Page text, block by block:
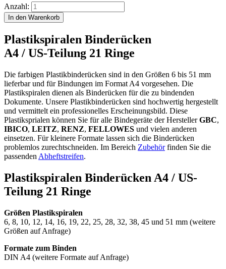
Anzahl:
Plastikspiralen Binderücken
A4 / US-Teilung 21 Ringe
Die farbigen Plastikbinderücken sind in den Größen 6 bis 51 mm
lieferbar und für Bindungen im Format A4 vorgesehen. Die
Plastikspiralen dienen als Binderücken für die zu bindenden
Dokumente. Unsere Plastikbinderücken sind hochwertig hergestellt
und vermittelt ein professionelles Erscheinungsbild. Diese
Plastiksprialen können Sie für alle Bindegeräte der HerstellerGBC,
IBICO, LEITZ, RENZ, FELLOWES und vielen anderen
einsetzen. Für kleinere Formate lassen sich die Binderücken
problemlos zurechtschneiden. Im Bereich Zubehörfinden Sie die
passenden Abheftstreifen.
Plastikspiralen Binderücken A4 / US-
Teilung 21 Ringe
Größen Plastikspiralen
6, 8, 10, 12, 14, 16, 19, 22, 25, 28, 32, 38, 45 und 51 mm (weitere
Größen auf Anfrage)
Formate zum Binden
DIN A4 (weitere Formate auf Anfrage)